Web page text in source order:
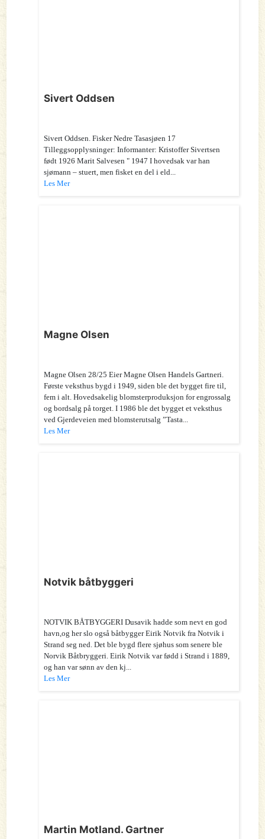
Sivert Oddsen
Sivert Oddsen. Fisker Nedre Tasasjøen 17
Tilleggsopplysninger: Informanter: Kristoffer Sivertsen
født 1926 Marit Salvesen " 1947 I hovedsak var han
sjømann – stuert, men fisket en del i eld...
Les Mer
Magne Olsen
Magne Olsen 28/25 Eier Magne Olsen Handels Gartneri.
Første veksthus bygd i 1949, siden ble det bygget fire til,
fem i alt. Hovedsakelig blomsterproduksjon for engrossalg
og bordsalg på torget. I 1986 ble det bygget et veksthus
ved Gjerdeveien med blomsterutsalg ”Tasta...
Les Mer
Notvik båtbyggeri
NOTVIK BÅTBYGGERI Dusavik hadde som nevt en god
havn,og her slo også båtbygger Eirik Notvik fra Notvik i
Strand seg ned. Det ble bygd flere sjøhus som senere ble
Norvik Båtbryggeri. Eirik Notvik var fødd i Strand i 1889,
og han var sønn av den kj...
Les Mer
Martin Motland. Gartner